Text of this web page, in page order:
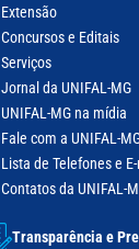
Extensão
Concursos e Editais
Serviços
Jornal da UNIFAL-MG
UNIFAL-MG na mídia
Fale com a UNIFAL-
Lista de Telefones e
Contatos da UNIFAL-
Transparência e